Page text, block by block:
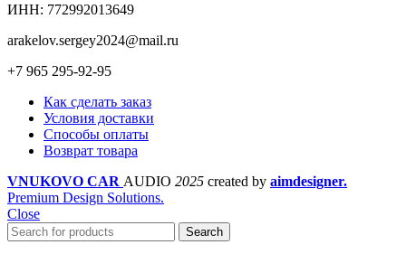
ИНН: 772992013649
arakelov.sergey2024@mail.ru
+7 965 295-92-95
Как сделать заказ
Условия доставки
Cпособы оплаты
Возврат товара
VNUKOVO CAR AUDIO 2025 created by aimdesigner.
Premium Design Solutions.
Close
Search